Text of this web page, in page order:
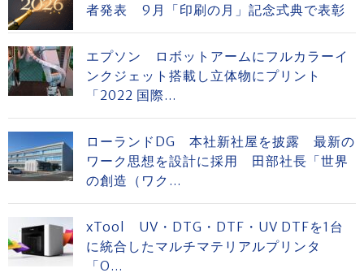
者発表 9月「印刷の月」記念式典で表彰
エプソン ロボットアームにフルカラーイ
ンクジェット搭載し立体物にプリント
「2022 国際...
ローランドDG 本社新社屋を披露 最新の
ワーク思想を設計に採用 田部社長「世界
の創造（ワク...
xTool UV・DTG・DTF・UV DTFを1台
に統合したマルチマテリアルプリンタ
「O...